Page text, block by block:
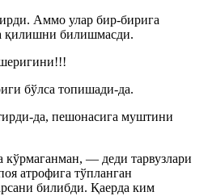
Аммо улар бир-бирига
қилишни билишмасди.
бўлса топишади-да.
да, пешонасига муштини
— деди тарвузлари
атрофига тўпланган
билибди. Қаерда ким